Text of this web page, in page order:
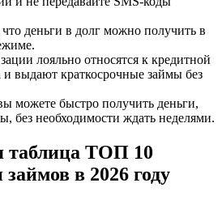
деньги в долг можно получить в
лояльно относятся к кредитной
выдают краткосрочные займы без
можете быстро получить деньги,
без необходимости ждать неделями.
таблица ТОП 10
в 2026 году